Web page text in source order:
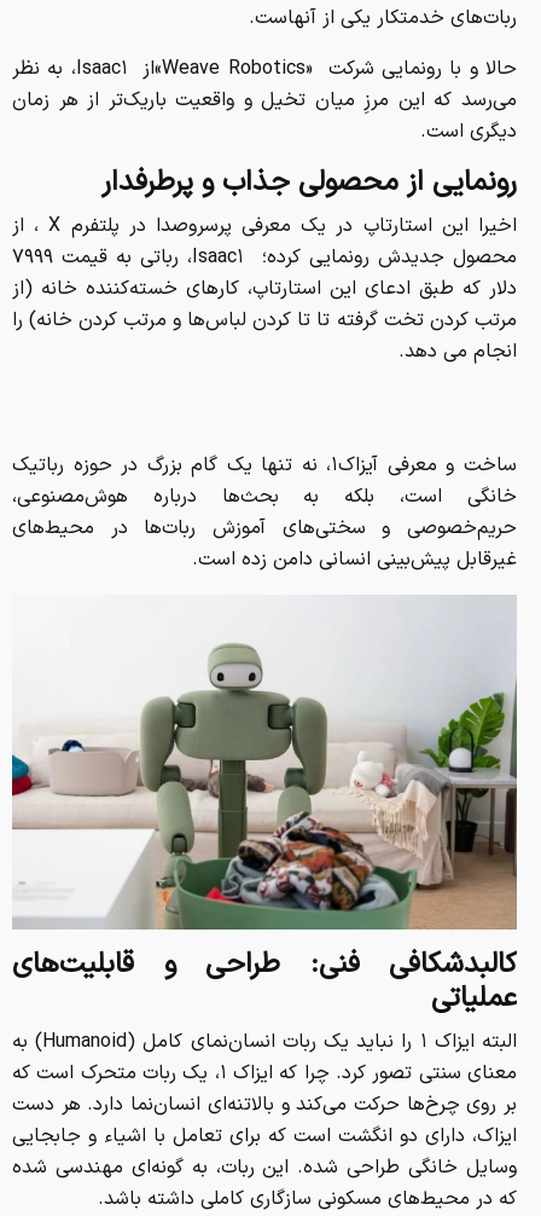
ربات‌های خدمتکار یکی از آنهاست.
حالا و با رونمایی شرکت «Weave Robotics»از Isaac۱، به نظر
می‌رسد که این مرزِ میان تخیل و واقعیت باریک‌تر از هر زمان
دیگری است.
رونمایی از محصولی جذاب و پرطرفدار
اخیرا این استارتاپ در یک معرفی پرسروصدا در پلتفرم X ، از
محصول جدیدش رونمایی کرده؛ Isaac۱، رباتی به قیمت ۷۹۹۹
دلار که طبق ادعای این استارتاپ، کارهای خسته‌کننده خانه (از
مرتب کردن تخت گرفته تا تا کردن لباس‌ها و مرتب‌ کردن خانه) را
انجام می دهد.
ساخت و معرفی آیزاک۱، نه تنها یک گام بزرگ در حوزه رباتیک
خانگی است، بلکه به بحث‌ها درباره هوش‌مصنوعی،
حریم‌خصوصی و سختی‌های آموزش ربات‌ها در محیط‌های
غیرقابل پیش‌بینی انسانی دامن زده است.
کالبدشکافی فنی: طراحی و قابلیت‌های
عملیاتی
البته ایزاک ۱ را نباید یک ربات انسان‌نمای کامل (Humanoid) به
معنای سنتی تصور کرد. چرا که ایزاک ۱، یک ربات متحرک است که
بر روی چرخ‌ها حرکت می‌کند و بالاتنه‌ای انسان‌نما دارد. هر دست
ایزاک، دارای دو انگشت است که برای تعامل با اشیاء و جابجایی
وسایل خانگی طراحی شده‌. این ربات، به گونه‌ای مهندسی شده
که در محیط‌های مسکونی سازگاری کاملی داشته باشد.